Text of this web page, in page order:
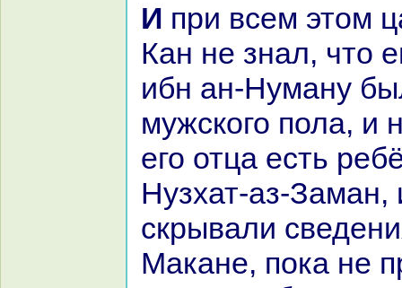
И при всем этом царевич Шарр-
Кан не знaл, что
ибн ан-Нуману
мужскoго пола, и
его отца есть
Нузхат-аз-Заман,
скрывали
Макане, пока не